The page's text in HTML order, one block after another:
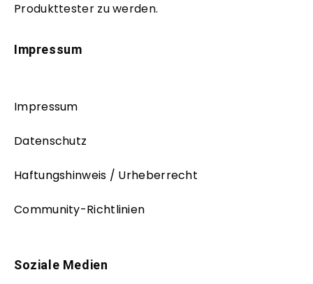
Produkttester zu werden.
Impressum
Impressum
Datenschutz
Haftungshinweis / Urheberrecht
Community-Richtlinien
Soziale Medien